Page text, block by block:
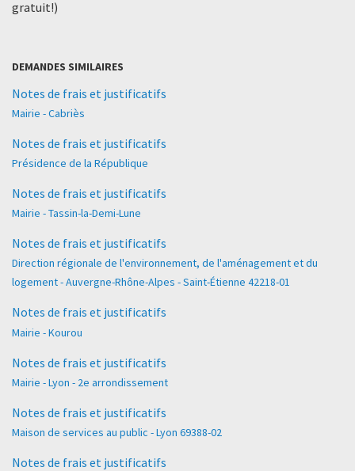
gratuit!)
DEMANDES SIMILAIRES
Notes de frais et justificatifs
Mairie - Cabriès
Notes de frais et justificatifs
Présidence de la République
Notes de frais et justificatifs
Mairie - Tassin-la-Demi-Lune
Notes de frais et justificatifs
Direction régionale de l'environnement, de l'aménagement et du
logement - Auvergne-Rhône-Alpes - Saint-Étienne 42218-01
Notes de frais et justificatifs
Mairie - Kourou
Notes de frais et justificatifs
Mairie - Lyon - 2e arrondissement
Notes de frais et justificatifs
Maison de services au public - Lyon 69388-02
Notes de frais et justificatifs